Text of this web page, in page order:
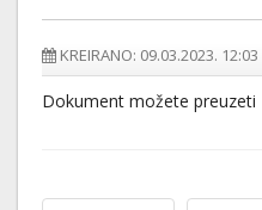
KREIRANO: 09.03.2023. 12:03
Dokument možete preuzeti